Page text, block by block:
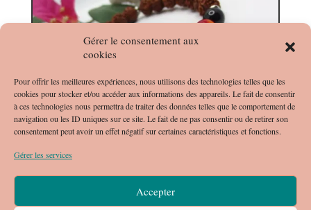
Gérer le consentement aux
cookies
Pour offrir les meilleures expériences, nous utilisons des technologies telles que les
cookies pour stocker et/ou accéder aux informations des appareils. Le fait de consentir
à ces technologies nous permettra de traiter des données telles que le comportement de
navigation ou les ID uniques sur ce site. Le fait de ne pas consentir ou de retirer son
consentement peut avoir un effet négatif sur certaines caractéristiques et fonctions.
Gérer les services
Accepter